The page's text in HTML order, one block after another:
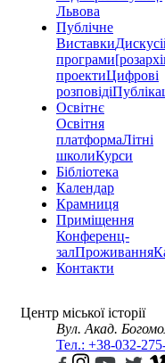
Львова
Публічне
Виставки
програми
проектиЦифрові
розповіді
Освітнє
Освітня
платформаЛітні
школиКурси
Бібліотека
Календар
Крамниця
Приміщення
Конференц-
залПроживання
Контакти
Центр міської історії
Вул. Акад.
Тел.: +38-032-